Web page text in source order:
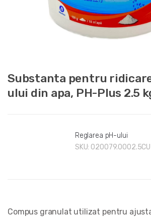
Substanta pentru
ului din apa, PH-Plus 2.5
Reglarea pH-ului
SKU: 020079.0002.5CU
Compus granulat utilizat pentru